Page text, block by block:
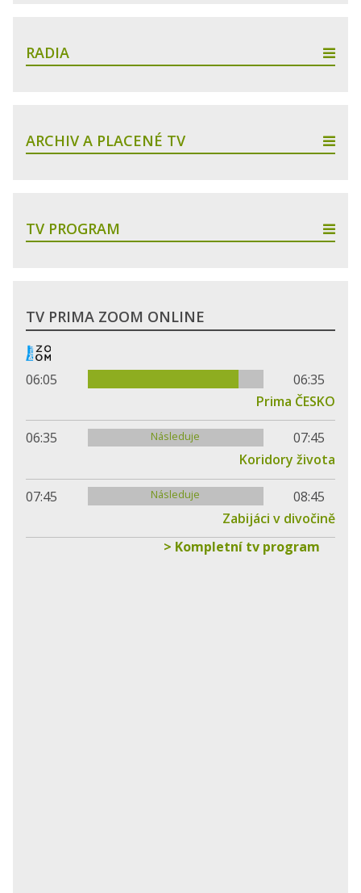
RADIA
ARCHIV A PLACENÉ TV
TV PROGRAM
TV PRIMA ZOOM ONLINE
06:05
06:35
Prima ČESKO
06:35 Následuje
07:45
Koridory života
07:45 Následuje
08:45
Zabijáci v divočině
> Kompletní tv program